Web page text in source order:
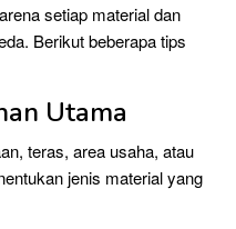
setiap material dan
Berikut beberapa tips
Utama
teras, area usaha, atau
jenis material yang